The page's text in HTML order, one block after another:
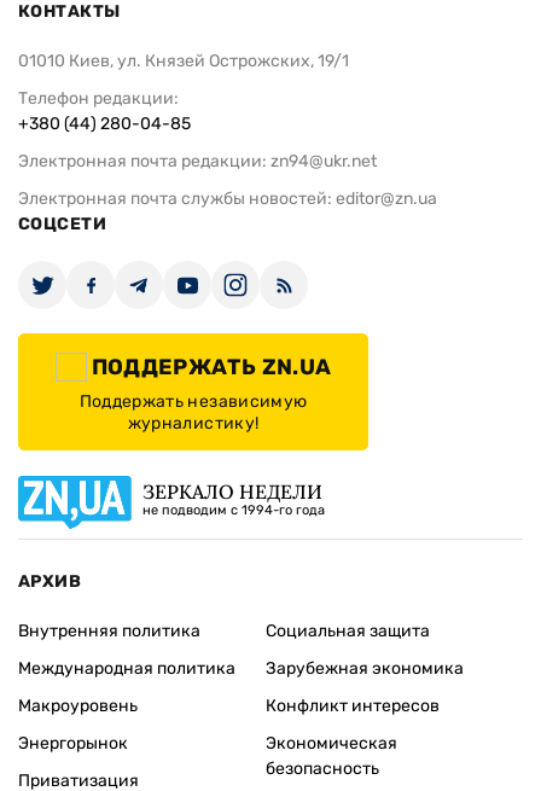
КОНТАКТЫ
01010 Киев, ул. Князей Острожских, 19/1
Телефон редакции:
+380 (44) 280-04-85
Электронная почта редакции: zn94@ukr.net
Электронная почта службы новостей: editor@zn.ua
СОЦСЕТИ
ПОДДЕРЖАТЬ ZN.UA
Поддержать независимую
журналистику!
ЗЕРКАЛО НЕДЕЛИ
не подводим с 1994-го года
АРХИВ
Внутренняя политика
Международная политика
Макроуровень
Энергорынок
Приватизация
Социальная защита
Зарубежная экономика
Конфликт интересов
Экономическая
безопасность